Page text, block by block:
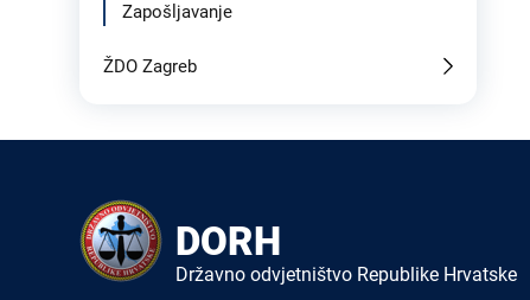
Zapošljavanje
ŽDO Zagreb
DORH
Državno odvjetništvo Republike Hrvatske